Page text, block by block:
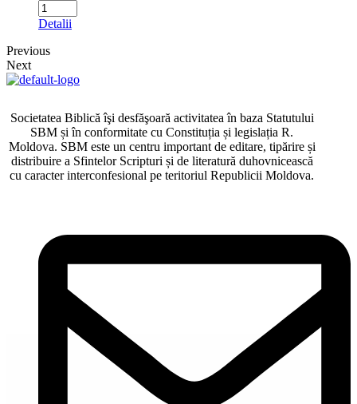
Detalii
Previous
Next
Societatea Biblică îşi desfăşoară activitatea în baza Statutului
SBM și în conformitate cu Constituția și legislația R.
Moldova. SBM este un centru important de editare, tipărire și
distribuire a Sfintelor Scripturi și de literatură duhovnicească
cu caracter interconfesional pe teritoriul Republicii Moldova.